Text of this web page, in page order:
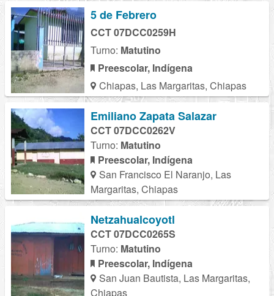
5 de Febrero
CCT 07DCC0259H
Turno: Matutino
Preescolar, Indígena
Chiapas, Las Margaritas, Chiapas
Emiliano Zapata Salazar
CCT 07DCC0262V
Turno: Matutino
Preescolar, Indígena
San Francisco El Naranjo, Las
Margaritas, Chiapas
Netzahualcoyotl
CCT 07DCC0265S
Turno: Matutino
Preescolar, Indígena
San Juan Bautista, Las Margaritas,
Chiapas